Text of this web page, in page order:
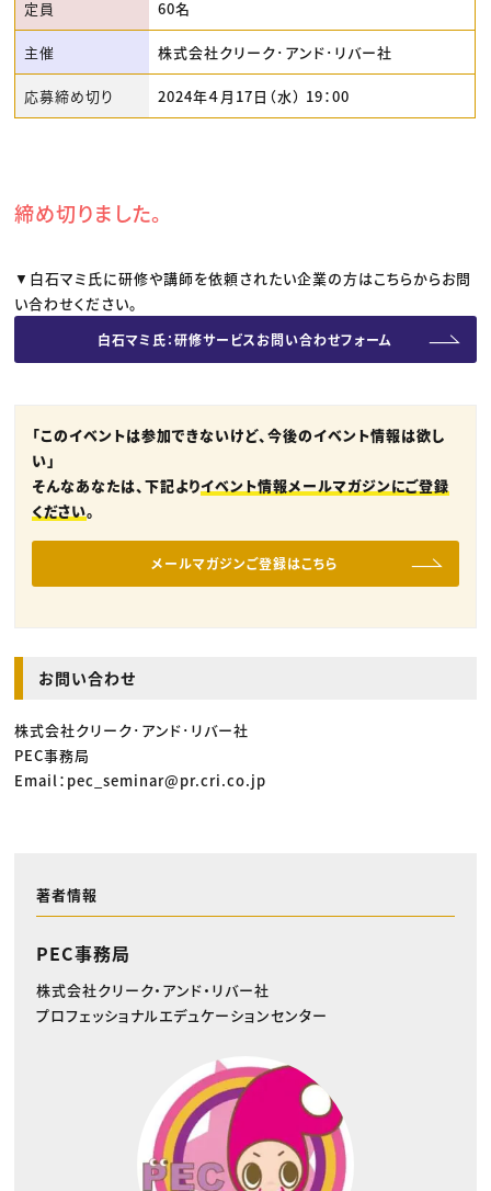
定員 60名
主催 株式会社クリーク･アンド･リバー社
応募締め切り 2024年４月17日（水） 19：00
締め切りました。
▼白石マミ氏に研修や講師を依頼されたい企業の方はこちらからお問
い合わせください。
白石マミ氏：研修サービスお問い合わせフォーム
「このイベントは参加できないけど、今後のイベント情報は欲し
い」
そんなあなたは、下記よりイベント情報メールマガジンにご登録
ください。
メールマガジンご登録はこちら
お問い合わせ
株式会社クリーク･アンド･リバー社
PEC事務局
Email：pec_seminar@pr.cri.co.jp
著者情報
PEC事務局
株式会社クリーク・アンド・リバー社
プロフェッショナルエデュケーションセンター